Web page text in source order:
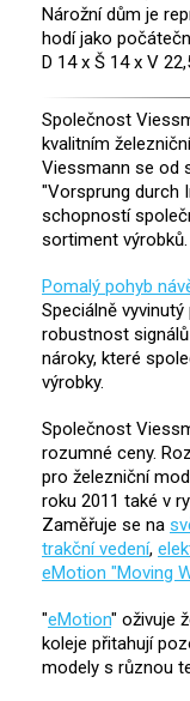
Nárožní dům je
hodí jako
D 14 x Š 14 x V
Společnost
kvalitním
Viessmann se od
"Vorsprung durch
schopností
sortiment výrobků.
Pomalý pohyb
Speciálně
robustnost
nároky, které
výrobky.
Společnost
rozumné ceny.
pro železniční
roku 2011 také v
Zaměřuje se na
trakční vedení,
eMotion "Moving
"eMotion" oživuje
koleje přitahují
modely s různou